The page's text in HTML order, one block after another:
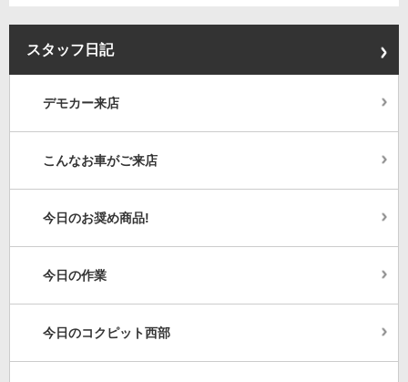
スタッフ日記
デモカー来店
こんなお車がご来店
今日のお奨め商品!
今日の作業
今日のコクピット西部